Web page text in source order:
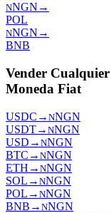
NNGN →
POL
NNGN →
BNB
Vender
Moneda Fiat
USDC → NNGN
USDT→ NNGN
USD → NNGN
BTC → NNGN
ETH → NNGN
SOL → NNGN
POL → NNGN
BNB → NNGN